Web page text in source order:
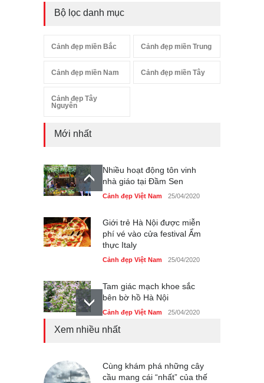
Bộ lọc danh mục
Cảnh đẹp miền Bắc Cảnh đẹp miền Trung
Cảnh đẹp miền Nam Cảnh đẹp miền Tây
Cảnh đẹp Tây
Nguyên
Mới nhất
Nhiều hoạt động tôn vinh
nhà giáo tại Đầm Sen
Cảnh đẹp Việt Nam 25/04/2020
Giới trẻ Hà Nội được miễn
phí vé vào cửa festival Ẩm
thực Italy
Cảnh đẹp Việt Nam 25/04/2020
Tam giác mạch khoe sắc
bên bờ hồ Hà Nội
Cảnh đẹp Việt Nam 25/04/2020
Cảnh đẹp Việt Nam 24/04/2020
Xem nhiều nhất
Cùng khám phá những cây
cầu mang cái “nhất” của thế